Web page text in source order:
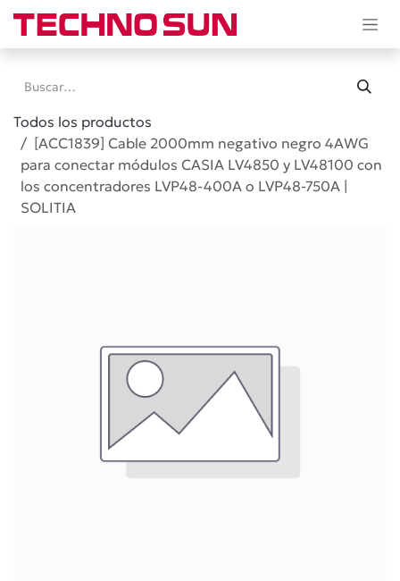
Ir al contenido
Todos los productos
[ACC1839] Cable 2000mm negativo negro 4AWG
para conectar módulos CASIA LV4850 y LV48100 con
los concentradores LVP48-400A o LVP48-750A |
SOLITIA